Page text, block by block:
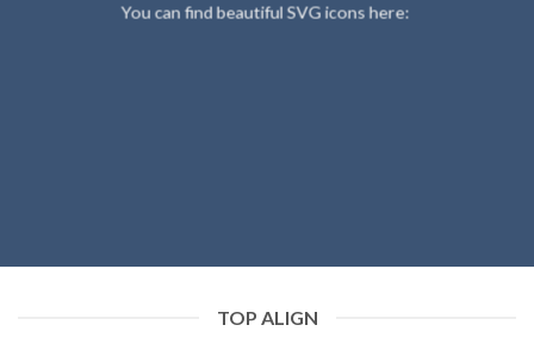
You can find beautiful SVG icons here:
TOP ALIGN